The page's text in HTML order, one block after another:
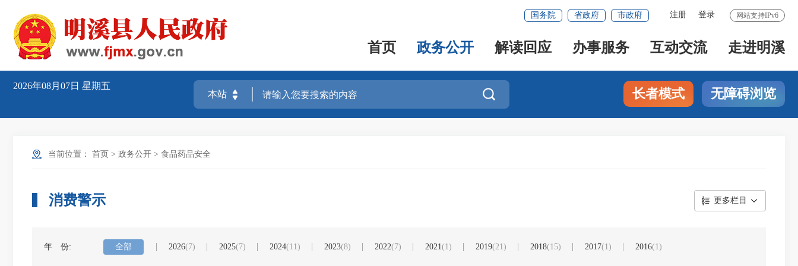
网站支持IPv6
注册 登录
国务院 省政府 市政府
首页 政务公开 解读回应 办事服务 互动交流 走进明溪
2026年08月07日 星期五
 长者模式 无障碍浏览
当前位置： 首页 > 政务公开 > 食品药品安全
消费警示 更多栏目
年 份: 全部 2026(7) 2025(7) 2024(11) 2023(8) 2022(7) 2021(1) 2019(21) 2018(15) 2017(1) 2016(1)